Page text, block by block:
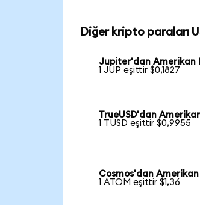
Diğer kripto paraları
Jupiter'dan Amerikan
1 JUP eşittir $0,1827
TrueUSD'dan
1 TUSD eşittir $0,9955
Cosmos'dan Amerikan
1 ATOM eşittir $1,36